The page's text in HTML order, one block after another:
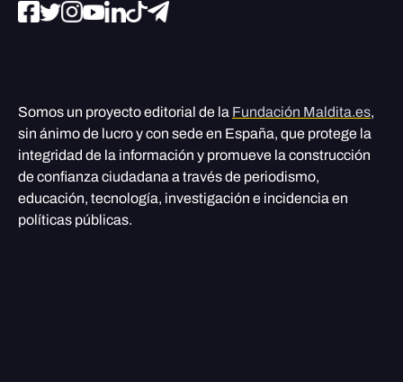
Somos un proyecto editorial de la Fundación Maldita.es,
sin ánimo de lucro y con sede en España, que protege la
integridad de la información y promueve la construcción
de confianza ciudadana a través de periodismo,
educación, tecnología, investigación e incidencia en
políticas públicas.